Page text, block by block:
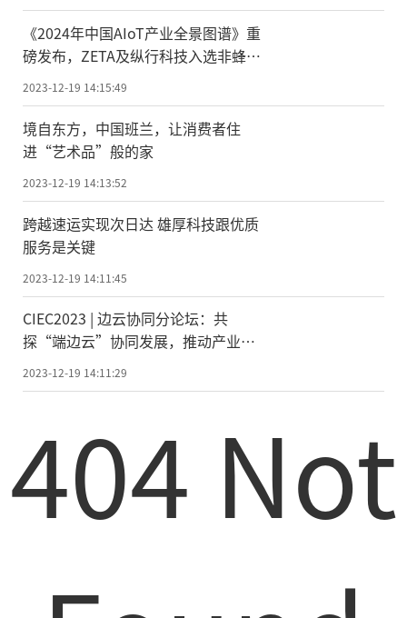
《2024年中国AIoT产业全景图谱》重
磅发布，ZETA及纵行科技入选非蜂窝
无线通信板块
2023-12-19 14:15:49
境自东方，中国班兰，让消费者住
进“艺术品”般的家
2023-12-19 14:13:52
跨越速运实现次日达 雄厚科技跟优质
服务是关键
2023-12-19 14:11:45
CIEC2023 | 边云协同分论坛：共
探“端边云”协同发展，推动产业应
用创新
2023-12-19 14:11:29
404 Not